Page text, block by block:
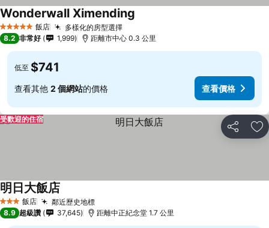
5 星級 飯店 多樣化的房型選擇
Wonderwall Ximending
8.2 非常好 1,999 距離市中心 0.3 公里
低至 $741
查看其他 2 個網站的價格 查看價格
分享 加
受歡迎的住宿
3 星級 飯店 鄰近歷史地標
明日大飯店
8.9 超級讚 37,645 距離中正紀念堂 1.7 公里